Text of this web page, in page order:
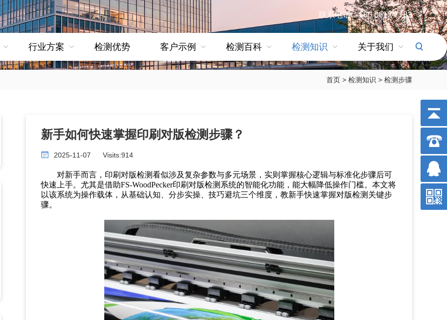
联系电话：180 0612 7183
行业方案 检测优势 客户示例 检测百科 检测知识 关于我们
首页 > 检测知识 > 检测步骤
新手如何快速掌握印刷对版检测步骤？
2025-11-07 Visits:914
对新手而言，印刷对版检测看似涉及复杂参数与多元场景，实则掌握核心逻辑与标准化步骤后可
快速上手。尤其是借助FS-WoodPecker印刷对版检测系统的智能化功能，能大幅降低操作门槛。本文将
以该系统为操作载体，从基础认知、分步实操、技巧避坑三个维度，教新手快速掌握对版检测关键步
骤。